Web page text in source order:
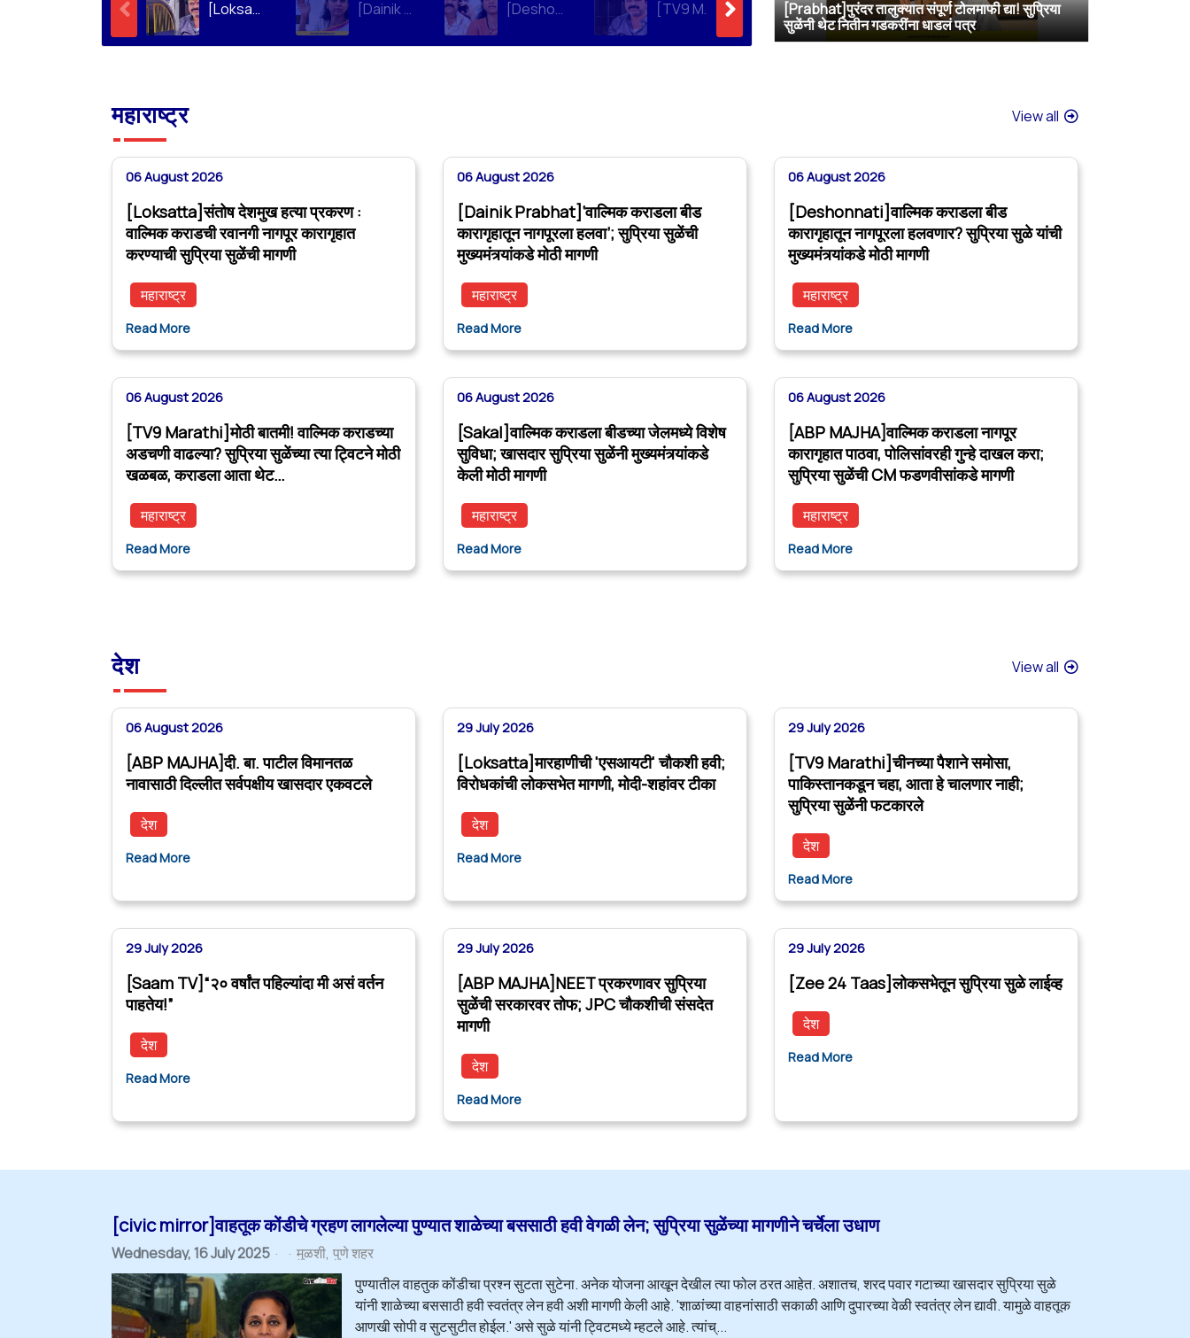
[Loksatta]संतोष देशमुख हत्या प्रकरण : वाल्मिक कराडची रवानगी नागपूर कारागृहात करण्याची सुप्रिया सुळेंची मागणी [Dainik Prabhat]‘वाल्मिक कराडला बीड कारागृहातून नागपूरला हलवा’; सुप्रिया सुळेंची मुख्यमंत्र्यांकडे मोठी मागणी [Deshonnati]वाल्मिक कराडला बीड कारागृहातून नागपूरला हलवणार? सुप्रिया सुळे यांची मुख्यमंत्र्यांकडे मोठी मागणी [TV9 Marathi]मोठी बातमी! वाल्मिक कराडच्या अडचणी वाढल्या? सुप्रिया सुळेंच्या त्या ट्विटने मोठी खळबळ, कराडला आता थेट… [Sakal]वाल्मिक कराडला बीडच्या जेलमध्ये विशेष सुविधा; खासदार सुप्रिया सुळेंनी मुख्यमंत्र्यांकडे केली मोठी मागणी [ABP MAJHA]वाल्मिक कराडला नागपूर कारागृहात पाठवा, पोलिसांवरही गुन्हे दाखल करा; सुप्रिया सुळेंची CM फडणवीसांकडे मागणी
[Prabhat]पुरंदर तालुक्यात संपूर्ण टोलमाफी द्या! सुप्रिया
सुळेंनी थेट नितीन गडकरींना धाडलं पत्र
महाराष्ट्र View all
06 August 2026
[Loksatta]संतोष देशमुख हत्या प्रकरण :
वाल्मिक कराडची रवानगी नागपूर कारागृहात
करण्याची सुप्रिया सुळेंची मागणी
महाराष्ट्र
Read More
06 August 2026
[Dainik Prabhat]‘वाल्मिक कराडला बीड
कारागृहातून नागपूरला हलवा’; सुप्रिया सुळेंची
मुख्यमंत्र्यांकडे मोठी मागणी
महाराष्ट्र
Read More
06 August 2026
[Deshonnati]वाल्मिक कराडला बीड
कारागृहातून नागपूरला हलवणार? सुप्रिया सुळे यांची
मुख्यमंत्र्यांकडे मोठी मागणी
महाराष्ट्र
Read More
06 August 2026
[TV9 Marathi]मोठी बातमी! वाल्मिक कराडच्या
अडचणी वाढल्या? सुप्रिया सुळेंच्या त्या ट्विटने मोठी
खळबळ, कराडला आता थेट…
महाराष्ट्र
Read More
06 August 2026
[Sakal]वाल्मिक कराडला बीडच्या जेलमध्ये विशेष
सुविधा; खासदार सुप्रिया सुळेंनी मुख्यमंत्र्यांकडे
केली मोठी मागणी
महाराष्ट्र
Read More
06 August 2026
[ABP MAJHA]वाल्मिक कराडला नागपूर
कारागृहात पाठवा, पोलिसांवरही गुन्हे दाखल करा;
सुप्रिया सुळेंची CM फडणवीसांकडे मागणी
महाराष्ट्र
Read More
देश View all
06 August 2026
[ABP MAJHA]दी. बा. पाटील विमानतळ
नावासाठी दिल्लीत सर्वपक्षीय खासदार एकवटले
देश
Read More
29 July 2026
[Loksatta]मारहाणीची 'एसआयटी' चौकशी हवी;
विरोधकांची लोकसभेत मागणी, मोदी-शहांवर टीका
देश
Read More
29 July 2026
[TV9 Marathi]चीनच्या पैशाने समोसा,
पाकिस्तानकडून चहा, आता हे चालणार नाही;
सुप्रिया सुळेंनी फटकारले
देश
Read More
29 July 2026
[Saam TV]“२० वर्षांत पहिल्यांदा मी असं वर्तन
पाहतेय!”
देश
Read More
29 July 2026
[ABP MAJHA]NEET प्रकरणावर सुप्रिया
सुळेंची सरकारवर तोफ; JPC चौकशीची संसदेत
मागणी
देश
Read More
29 July 2026
[Zee 24 Taas]लोकसभेतून सुप्रिया सुळे लाईव्ह
देश
Read More
[civic mirror]वाहतूक कोंडीचे ग्रहण लागलेल्या पुण्यात शाळेच्या बससाठी हवी वेगळी लेन; सुप्रिया सुळेंच्या मागणीने चर्चेला उधाण
Wednesday, 16 July 2025 मुळशी पुणे शहर
पुण्यातील वाहतुक कोंडीचा प्रश्न सुटता सुटेना. अनेक योजना आखून देखील त्या फोल ठरत आहेत. अशातच, शरद पवार गटाच्या खासदार सुप्रिया सुळे
यांनी शाळेच्या बससाठी हवी स्वतंत्र लेन हवी अशी मागणी केली आहे. 'शाळांच्या वाहनांसाठी सकाळी आणि दुपारच्या वेळी स्वतंत्र लेन द्यावी. यामुळे वाहतूक
आणखी सोपी व सुटसुटीत होईल.' असे सुळे यांनी ट्विटमध्ये म्हटले आहे. त्यांच्...